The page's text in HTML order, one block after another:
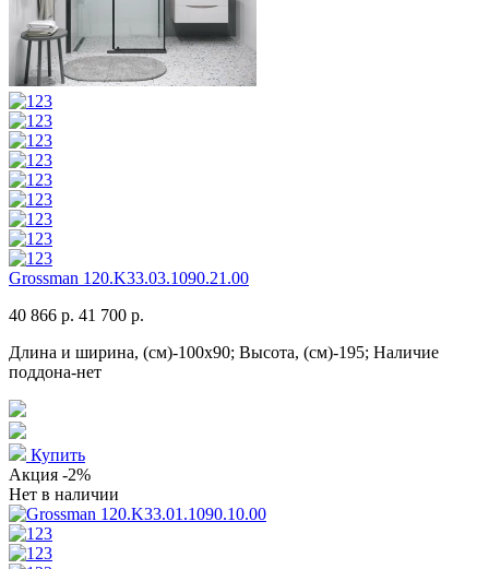
Grossman 120.K33.03.1090.21.00
40 866 р. 41 700 р.
Длина и ширина, (см)-100x90; Высота, (см)-195; Наличие
поддона-нет
Купить
Акция -2%
Нет в наличии